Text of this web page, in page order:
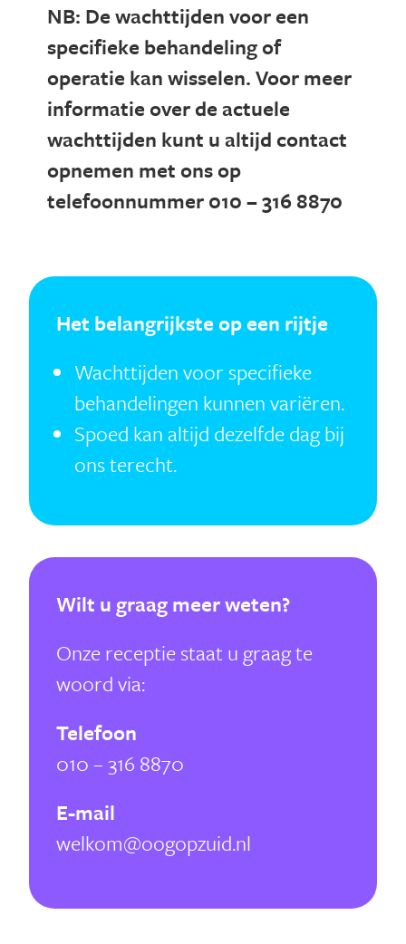
NB: De wachttijden voor een
specifieke behandeling of
operatie kan wisselen. Voor meer
informatie over de actuele
wachttijden kunt u altijd contact
opnemen met ons op
telefoonnummer010 – 316 8870
Het belangrijkste op een rijtje
Wachttijden voor specifieke
behandelingen kunnen variëren.
Spoed kan altijd dezelfde dag bij
ons terecht.
Wilt u graag meer weten?
Onze receptie staat u graag te
woord via:
Telefoon
010 – 316 8870
E-mail
welkom@oogopzuid.nl